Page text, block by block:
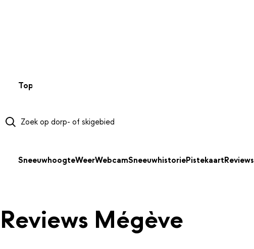
Top 50
SneeuwhoogteWeerWebcamSneeuwhistoriePistekaartReviews
Reviews Mégève